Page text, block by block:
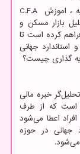
، اموزش C.F.A
بازار مسکن و
کرده است تا
استاندارد جهانی
گذاری چیست؟
خبره مالی
است که از طرف
افراد اعطا می‌شود
جهانی در حوزه
می‌شود.